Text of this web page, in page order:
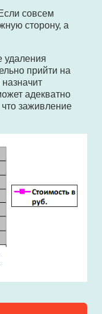
совсем
сторону, а
удаления
прийти на
адекватно
заживление